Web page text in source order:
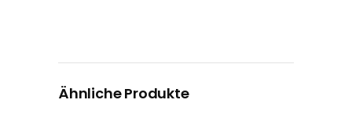
Ähnliche Produkte